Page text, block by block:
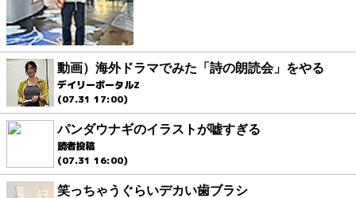
動画）海外ドラマでみた「詩の朗読会」をやる
デイリーポータルZ
(07.31 17:00)
パンダウナギのイラストが嘘すぎる
読者投稿
(07.31 16:00)
笑っちゃうぐらいデカい歯ブラシ